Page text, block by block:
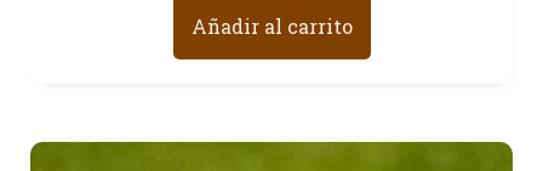
Añadir al carrito